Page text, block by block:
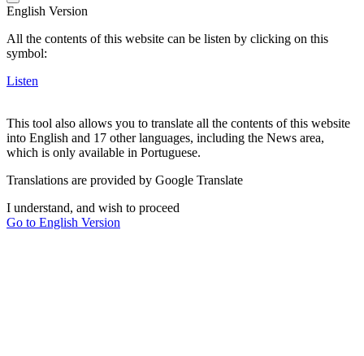
English Version
All the contents of this website can be listen by clicking on this
symbol:
Listen
This tool also allows you to translate all the contents of this website
into English and 17 other languages, including the News area,
which is only available in Portuguese.
Translations are provided by Google Translate
I understand, and wish to proceed
Go to English Version